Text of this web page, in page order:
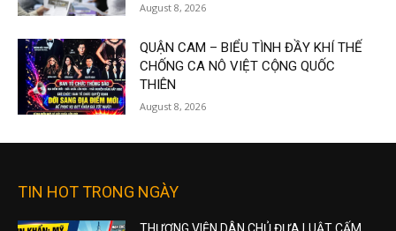
August 8, 2026
QUẬN CAM – BIỂU TÌNH ĐẦY KHÍ THẾ
CHỐNG CA NÔ VIỆT CỘNG QUỐC
THIÊN
August 8, 2026
TIN HOT TRONG NGÀY
THƯỢNG VIỆN DÂN CHỦ ĐƯA LUẬT CẤM